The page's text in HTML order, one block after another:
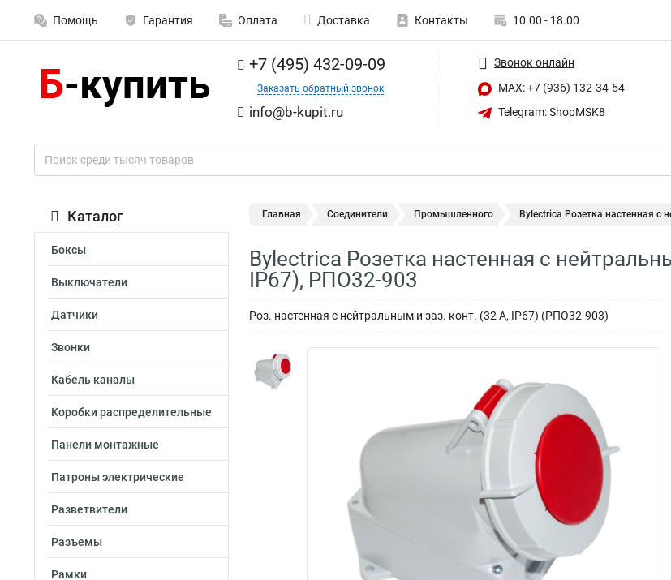
Помощь Гарантия Оплата Доставка Контакты 10.00 - 18.00
+7 (495) 432-09-09
Заказать обратный звонок
info@b-kupit.ru
Звонок онлайн
MAX: +7 (936) 132-34-54
Telegram: ShopMSK8
Каталог
Боксы
Выключатели
Датчики
Звонки
Кабель каналы
Коробки распределительные
Панели монтажные
Патроны электрические
Разветвители
Разъемы
Рамки
Главная Соединители Промышленного Bylectrica Розетка настенная с
Bylectrica Розетка настенная с
IP67), РПО32-903
Роз. настенная с нейтральным и заз. конт. (32 А, IP67) (РПО32-903)